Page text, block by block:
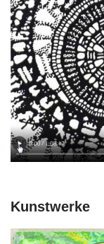
Kunstwerke